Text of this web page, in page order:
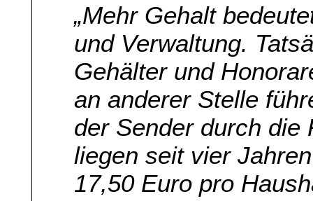
„Mehr Gehalt
und Verwaltung.
Gehälter und
an anderer Stelle
der Sender durch die
liegen seit vier
17,50 Euro pro